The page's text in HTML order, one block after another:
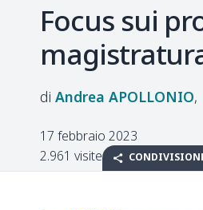
Focus sui
Andrea APOLLONIO
17 febbraio 2023
2.961 visite